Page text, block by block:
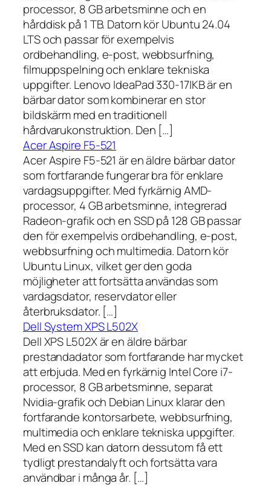
processor, 8 GB arbetsminne och en
hårddisk på 1 TB. Datorn kör Ubuntu 24.04
LTS och passar för exempelvis
ordbehandling, e-post, webbsurfning,
filmuppspelning och enklare tekniska
uppgifter. Lenovo IdeaPad 330-17IKB är en
bärbar dator som kombinerar en stor
bildskärm med en traditionell
hårdvarukonstruktion. Den […]
Acer Aspire F5-521
Acer Aspire F5-521 är en äldre bärbar dator
som fortfarande fungerar bra för enklare
vardagsuppgifter. Med fyrkärnig AMD-
processor, 4 GB arbetsminne, integrerad
Radeon-grafik och en SSD på 128 GB passar
den för exempelvis ordbehandling, e-post,
webbsurfning och multimedia. Datorn kör
Ubuntu Linux, vilket ger den goda
möjligheter att fortsätta användas som
vardagsdator, reservdator eller
återbruksdator. […]
Dell System XPS L502X
Dell XPS L502X är en äldre bärbar
prestandadator som fortfarande har mycket
att erbjuda. Med en fyrkärnig Intel Core i7-
processor, 8 GB arbetsminne, separat
Nvidia-grafik och Debian Linux klarar den
fortfarande kontorsarbete, webbsurfning,
multimedia och enklare tekniska uppgifter.
Med en SSD kan datorn dessutom få ett
tydligt prestandalyft och fortsätta vara
användbar i många år. […]